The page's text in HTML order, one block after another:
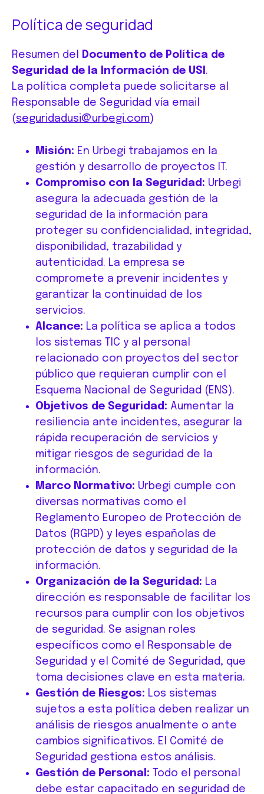
Política de seguridad
Resumen del
Documento de Política de
Seguridad de la Información de USI .
La política completa puede solicitarse al
Responsable de Seguridad vía email
(seguridadusi@urbegi.com)
Misión: En Urbegi trabajamos en la
gestión y desarrollo de proyectos IT.
Compromiso con la Seguridad: Urbegi
asegura la adecuada gestión de la
seguridad de la información para
proteger su confidencialidad, integridad,
disponibilidad, trazabilidad y
autenticidad. La empresa se
compromete a prevenir incidentes y
garantizar la continuidad de los
servicios.
Alcance: La política se aplica a todos
los sistemas TIC y al personal
relacionado con proyectos del sector
público que requieran cumplir con el
Esquema Nacional de Seguridad (ENS).
Objetivos de Seguridad: Aumentar la
resiliencia ante incidentes, asegurar la
rápida recuperación de servicios y
mitigar riesgos de seguridad de la
información.
Marco Normativo: Urbegi cumple con
diversas normativas como el
Reglamento Europeo de Protección de
Datos (RGPD) y leyes españolas de
protección de datos y seguridad de la
información.
Organización de la Seguridad: La
dirección es responsable de facilitar los
recursos para cumplir con los objetivos
de seguridad. Se asignan roles
específicos como el Responsable de
Seguridad y el Comité de Seguridad, que
toma decisiones clave en esta materia.
Gestión de Riesgos: Los sistemas
sujetos a esta política deben realizar un
análisis de riesgos anualmente o ante
cambios significativos. El Comité de
Seguridad gestiona estos análisis.
Gestión de Personal: Todo el personal
debe estar capacitado en seguridad de